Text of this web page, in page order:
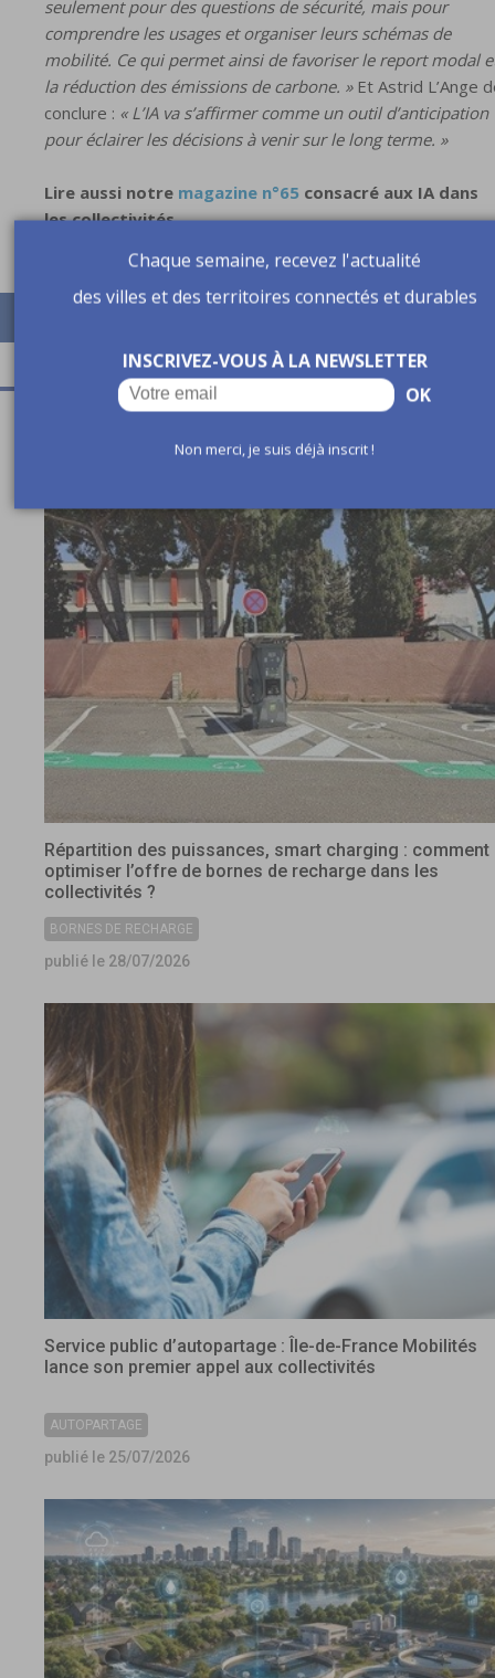
seulement pour des questions de sécurité, mais pour
comprendre les usages et organiser leurs schémas de
mobilité. Ce qui permet ainsi de favoriser le report modal
la réduction des émissions de carbone. »Et Astrid L’Ange
conclure : « L’IA va s’affirmer comme un outil d’anticipation
pour éclairer les décisions à venir sur le long terme. »
Lire aussi notre magazine n°65 consacré aux IA dans
les collectivités.
Répartition des puissances, smart charging : comment
optimiser l’offre de bornes de recharge dans les
collectivités ?
BORNES DE RECHARGE
publié le 28/07/2026
Service public d’autopartage : Île-de-France Mobilités
lance son premier appel aux collectivités
AUTOPARTAGE
publié le 25/07/2026
Chaque semaine, recevez l'actualité
des villes et des territoires connectés et durables
INSCRIVEZ-VOUS À LA NEWSLETTER
OK
Non merci, je suis déjà inscrit !